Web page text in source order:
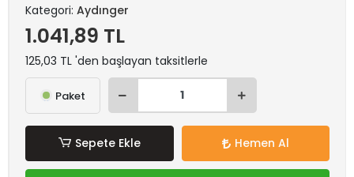
Kategori: Aydınger
1.041,89 TL
125,03 TL 'den başlayan taksitlerle
Paket
Sepete Ekle Hemen Al